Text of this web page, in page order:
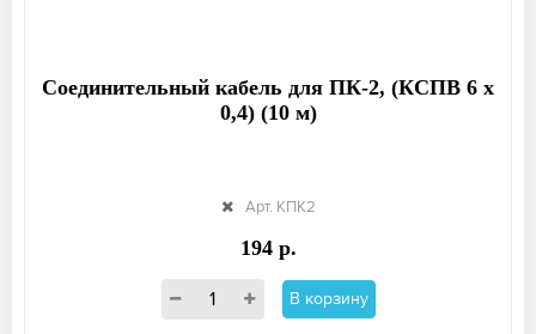
Соединительный кабель для ПК-2, (КСПВ 6 х
0,4) (10 м)
Арт. КПК2
194 р.
В корзину